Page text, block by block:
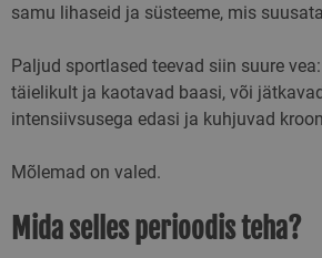
samu lihaseid ja süsteeme, mis
Paljud sportlased teevad siin suure
täielikult ja kaotavad baasi, või
intensiivsusega edasi ja kuhjuvad
Mõlemad on valed.
Mida selles perioodis teha?